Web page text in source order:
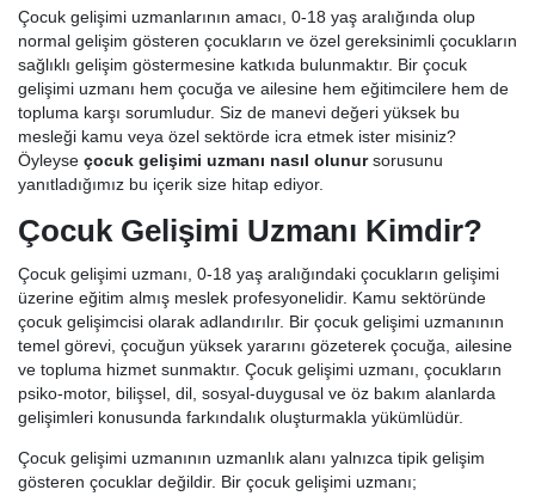
Çocuk gelişimi uzmanlarının amacı, 0-18 yaş aralığında olup
normal gelişim gösteren çocukların ve özel gereksinimli çocukların
sağlıklı gelişim göstermesine katkıda bulunmaktır. Bir çocuk
gelişimi uzmanı hem çocuğa ve ailesine hem eğitimcilere hem de
topluma karşı sorumludur. Siz de manevi değeri yüksek bu
mesleği kamu veya özel sektörde icra etmek ister misiniz?
Öyleyse çocuk gelişimi uzmanı nasıl olunursorusunu
yanıtladığımız bu içerik size hitap ediyor.
Çocuk Gelişimi Uzmanı Kimdir?
Çocuk gelişimi uzmanı, 0-18 yaş aralığındaki çocukların gelişimi
üzerine eğitim almış meslek profesyonelidir. Kamu sektöründe
çocuk gelişimcisi olarak adlandırılır. Bir çocuk gelişimi uzmanının
temel görevi, çocuğun yüksek yararını gözeterek çocuğa, ailesine
ve topluma hizmet sunmaktır. Çocuk gelişimi uzmanı, çocukların
psiko-motor, bilişsel, dil, sosyal-duygusal ve öz bakım alanlarda
gelişimleri konusunda farkındalık oluşturmakla yükümlüdür.
Çocuk gelişimi uzmanının uzmanlık alanı yalnızca tipik gelişim
gösteren çocuklar değildir. Bir çocuk gelişimi uzmanı;